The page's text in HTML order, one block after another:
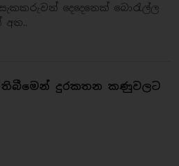
දෙදෙනෙක් බොරැල්ල
අත..
දුරකතන කණුවලට